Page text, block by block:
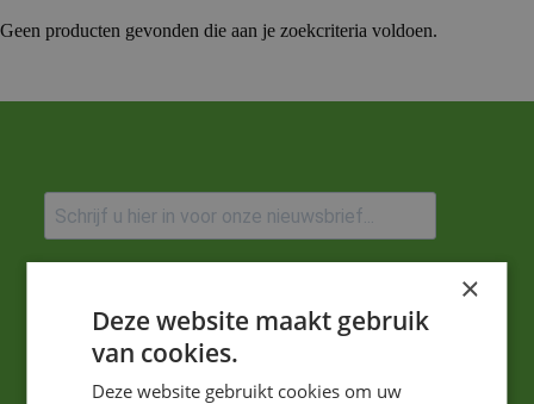
Geen producten gevonden die aan je zoekcriteria voldoen.
Versturen
×
Deze website maakt gebruik
van cookies.
Deze website gebruikt cookies om uw